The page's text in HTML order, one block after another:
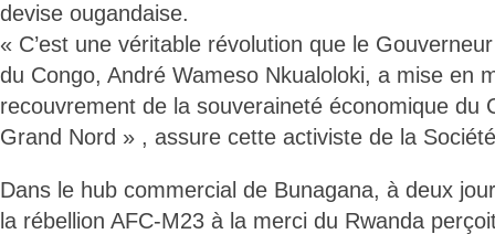
devise ougandaise.
« C’est une véritable révolution que le
du Congo, André Wameso Nkualoloki, a mise en
recouvrement de la souveraineté économique du
Grand Nord » , assure cette activiste de la
Dans le hub commercial de Bunagana, à deux
la rébellion AFC-M23 à la merci du Rwanda